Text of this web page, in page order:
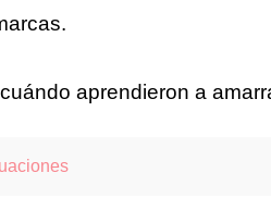
aprendieron a